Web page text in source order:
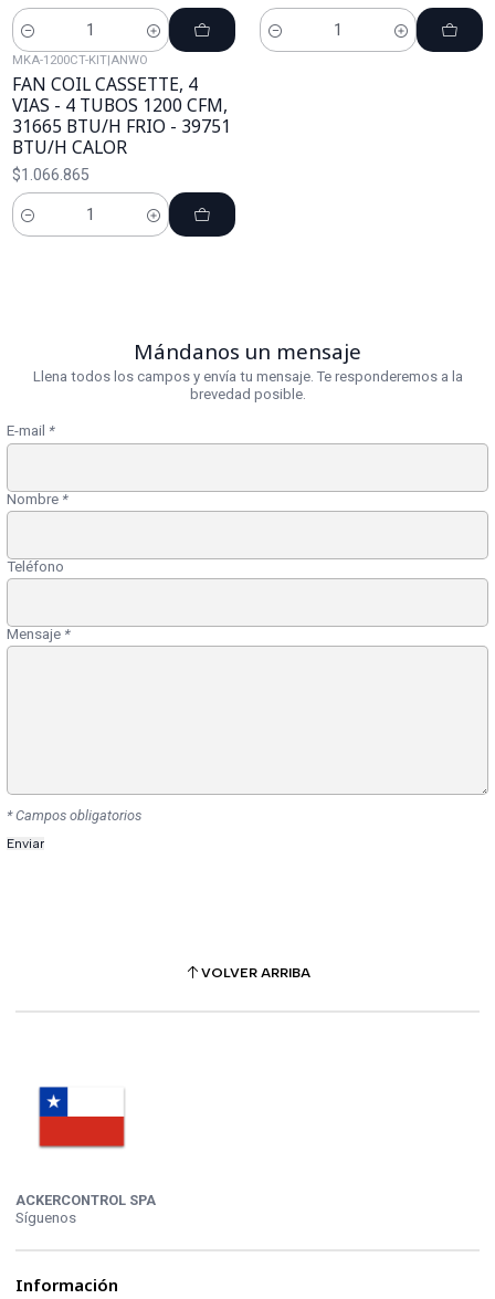
Cantidad Cantidad
MKA-1200CT-KIT ANWO
FAN COIL CASSETTE, 4
VIAS - 4 TUBOS 1200 CFM,
31665 BTU/H FRIO - 39751
BTU/H CALOR
$1.066.865
Cantidad
Mándanos un mensaje
Llena todos los campos y envía tu mensaje. Te responderemos a la
brevedad posible.
E-mail *
Nombre *
Teléfono
Mensaje *
* Campos obligatorios
VOLVER ARRIBA
ACKERCONTROL SPA
Síguenos
Información